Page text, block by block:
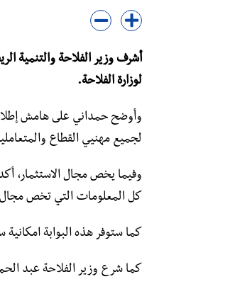
أشرف وزير الفلاحة والتنمية
لوزارة الفلاحة.
وأوضح حمداني على هامش إطلاق
لجميع مهنيي القطاع
وفيما يخص مجال الاستثمار،
كل المعلومات التي تخص مجال
كما ستوفر هذه البوابة
كما شرع وزير الفلاحة عبد